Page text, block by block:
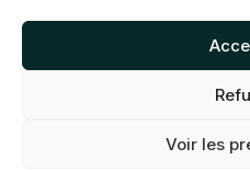
Voir les
©2026 Réseau
droits reservés -
-